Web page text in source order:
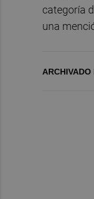
categoría
una
ARCHIVADO